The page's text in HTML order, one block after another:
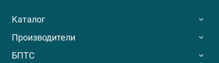
Каталог
Производители
БПТС